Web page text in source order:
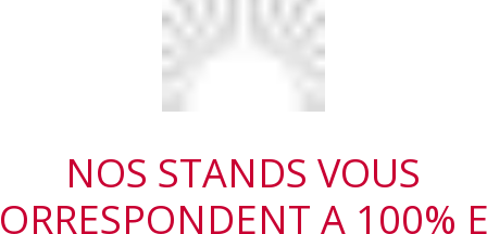
NOS STANDS VOUS
A 100%